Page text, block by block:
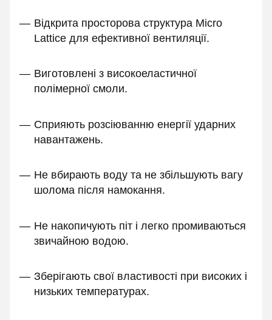
Відкрита просторова структура Micro
Lattice для ефективної вентиляції.
Виготовлені з високоеластичної
полімерної смоли.
Сприяють розсіюванню енергії ударних
навантажень.
Не вбирають воду та не збільшують вагу
шолома після намокання.
Не накопичують піт і легко промиваються
звичайною водою.
Зберігають свої властивості при високих і
низьких температурах.